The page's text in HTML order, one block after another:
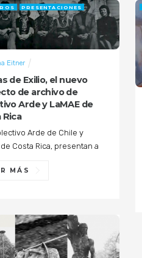
de Exilio, el nuevo
de archivo de
Arde y LaMAE de
Rica
Eitner
PRESENTACIONES
Arde de Chile y
de Costa Rica, presentan a
MÁS